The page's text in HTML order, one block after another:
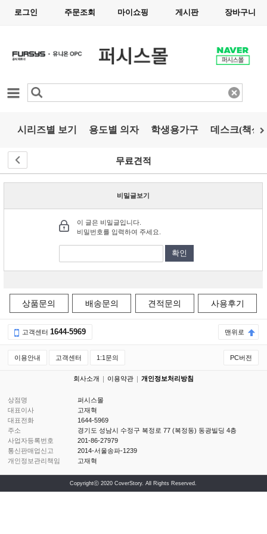
로그인 주문조회 마이쇼핑 게시판 장바구니
카테고리
시리즈별 보기 용도별 의자 학생용가구 데스크(책상)
무료견적
비밀글보기
이 글은 비밀글입니다.
비밀번호를 입력하여 주세요.
확인
상품문의 배송문의 견적문의 사용후기
고객센터 1644-5969 맨위로
이용안내 고객센터 1:1문의 PC버전
회사소개 이용약관 개인정보처리방침
상점명
퍼시스몰
대표이사
고재혁
대표전화
1644-5969
주소
경기도 성남시 수정구 복정로 77 (복정동) 동광빌딩 4층
사업자등록번호
201-86-27979
통신판매업신고
2014-서울송파-1239
개인정보관리책임
고재혁
Copyrightⓒ 2020 CoverStory. All Rights Reserved.